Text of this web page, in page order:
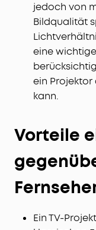
jedoch von
Bildqualität
eine
ein Projektor
kann.
Vorteile
Ein TV-